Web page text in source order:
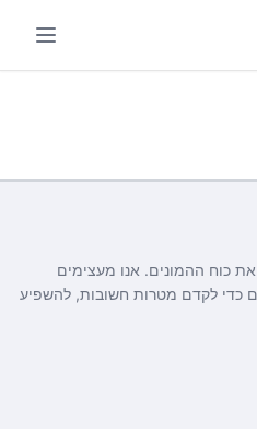
כוח ההמונים. אנו מעצימים
כדי לקדם מטרות חשובות, להשפיע